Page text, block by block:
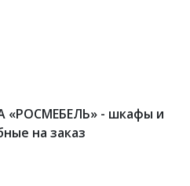
«РОСМЕБЕЛЬ» - шкафы и
на заказ